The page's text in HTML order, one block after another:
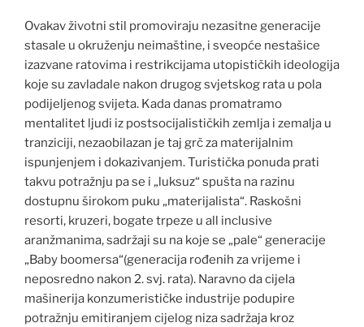
Ovakav životni stil promoviraju nezasitne generacije
stasale u okruženju neimaštine, i sveopće nestašice
izazvane ratovima i restrikcijama utopističkih ideologija
koje su zavladale nakon drugog svjetskog rata u pola
podijeljenog svijeta. Kada danas promatramo
mentalitet ljudi iz postsocijalističkih zemlja i zemalja u
tranziciji, nezaobilazan je taj grč za materijalnim
ispunjenjem i dokazivanjem. Turistička ponuda prati
takvu potražnju pa se i „luksuz“ spušta na razinu
dostupnu širokom puku „materijalista“. Raskošni
resorti, kruzeri, bogate trpeze u all inclusive
aranžmanima, sadržaji su na koje se „pale“ generacije
„Baby boomersa“(generacija rođenih za vrijeme i
neposredno nakon 2. svj. rata). Naravno da cijela
mašinerija konzumerističke industrije podupire
potražnju emitiranjem cijelog niza sadržaja kroz